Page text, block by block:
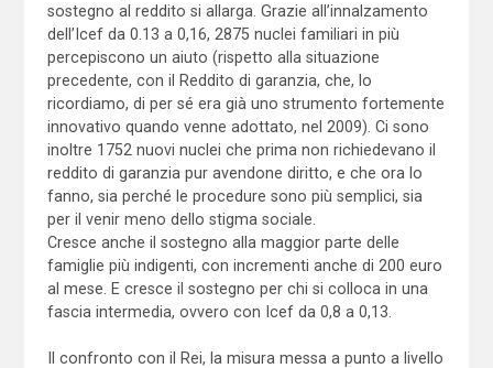
sostegno al reddito si allarga. Grazie all’innalzamento
dell’Icef da 0.13 a 0,16, 2875 nuclei familiari in più
percepiscono un aiuto (rispetto alla situazione
precedente, con il Reddito di garanzia, che, lo
ricordiamo, di per sé era già uno strumento fortemente
innovativo quando venne adottato, nel 2009). Ci sono
inoltre 1752 nuovi nuclei che prima non richiedevano il
reddito di garanzia pur avendone diritto, e che ora lo
fanno, sia perché le procedure sono più semplici, sia
per il venir meno dello stigma sociale.
Cresce anche il sostegno alla maggior parte delle
famiglie più indigenti, con incrementi anche di 200 euro
al mese. E cresce il sostegno per chi si colloca in una
fascia intermedia, ovvero con Icef da 0,8 a 0,13.
Il confronto con il Rei, la misura messa a punto a livello